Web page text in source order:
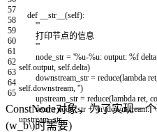
57
58
59
60
61
62
63
64
65
def __str__ (self):
'''
打印节点的信息
'''
node_str = '%u-%u: output: %f
self.output, self.delta)
downstream_str = reduce(lambda ret
self.downstream, '')
upstream_str = reduce(lambda ret,
return node_str + '\n\tdownstream:' +
upstream_str
ConstNode对象，为了实现一
(w_b\)时需要)